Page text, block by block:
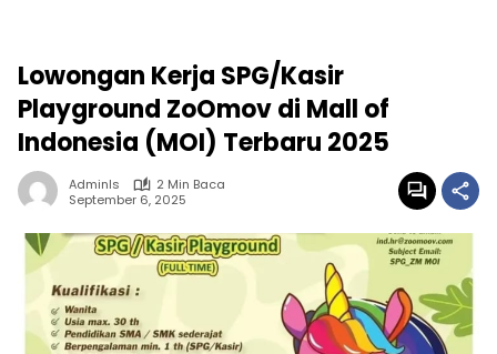
Lowongan Kerja SPG/Kasir
Playground ZoOmov di Mall of
Indonesia (MOI) Terbaru 2025
Adminls
2 Min Baca
September 6, 2025